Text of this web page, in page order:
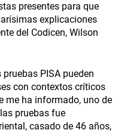
presentes para que
explicaciones
del Codicen, Wilson
pruebas PISA pueden
con contextos críticos
me ha informado, uno de
pruebas fue
casado de 46 años,